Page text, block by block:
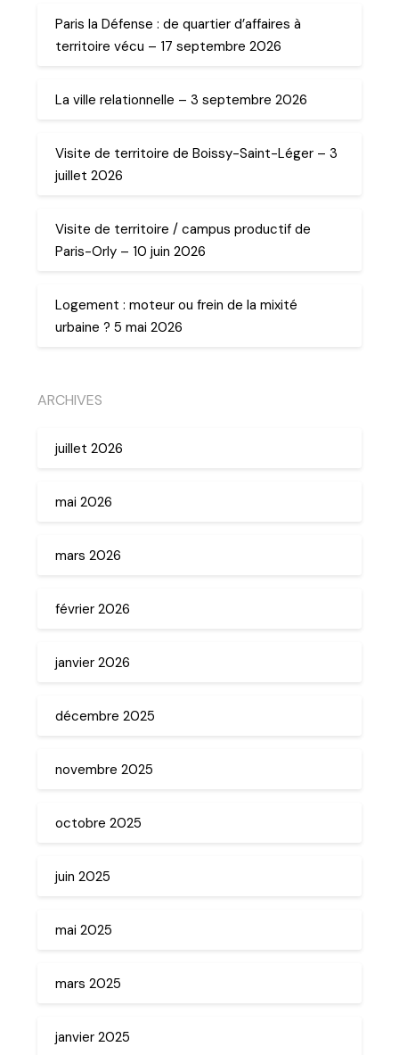
Paris la Défense : de quartier d’affaires à
territoire vécu – 17 septembre 2026
La ville relationnelle – 3 septembre 2026
Visite de territoire de Boissy-Saint-Léger – 3
juillet 2026
Visite de territoire / campus productif de
Paris-Orly – 10 juin 2026
Logement : moteur ou frein de la mixité
urbaine ? 5 mai 2026
ARCHIVES
juillet 2026
mai 2026
mars 2026
février 2026
janvier 2026
décembre 2025
novembre 2025
octobre 2025
juin 2025
mai 2025
mars 2025
janvier 2025